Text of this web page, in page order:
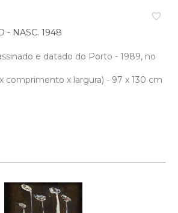
favorite_border
- NASC. 1948
e datado do Porto - 1989, no
comprimento x largura) - 97 x 130 cm